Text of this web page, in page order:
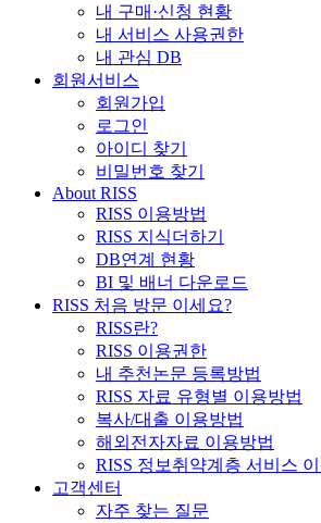
내 구매·신청 현황
내 서비스 사용권한
내 관심 DB
회원서비스
회원가입
로그인
아이디 찾기
비밀번호 찾기
About RISS
RISS 이용방법
RISS 지식더하기
DB연계 현황
BI 및 배너 다운로드
RISS 처음 방문 이세요?
RISS란?
RISS 이용권한
내 추천논문 등록방법
RISS 자료 유형별 이용방법
복사/대출 이용방법
해외전자자료 이용방법
RISS 정보취약계층 서비스
고객센터
자주 찾는 질문